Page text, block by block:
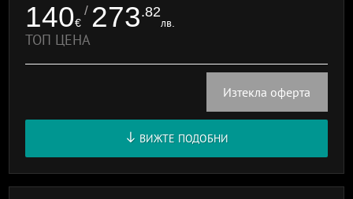
140€
/ 273.82
лв.
ТОП ЦЕНА
Изтекла оферта
ВИЖТЕ ПОДОБНИ